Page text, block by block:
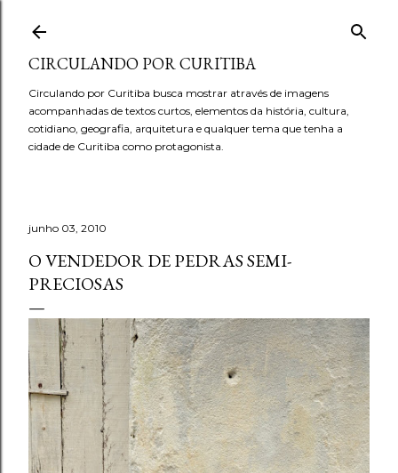
CIRCULANDO POR CURITIBA
Circulando por Curitiba busca mostrar através de imagens
acompanhadas de textos curtos, elementos da história, cultura,
cotidiano, geografia, arquitetura e qualquer tema que tenha a
cidade de Curitiba como protagonista.
junho 03, 2010
O VENDEDOR DE PEDRAS SEMI-
PRECIOSAS